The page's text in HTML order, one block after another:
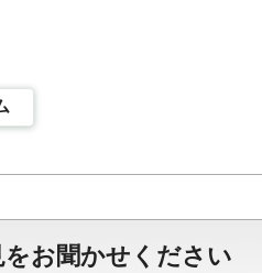
お聞かせください